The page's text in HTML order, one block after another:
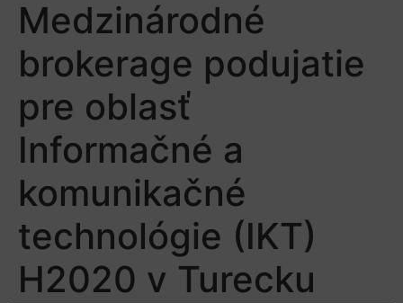
Medzinárodné
brokerage podujatie
pre oblasť
Informačné a
komunikačné
technológie (IKT)
H2020 v Turecku